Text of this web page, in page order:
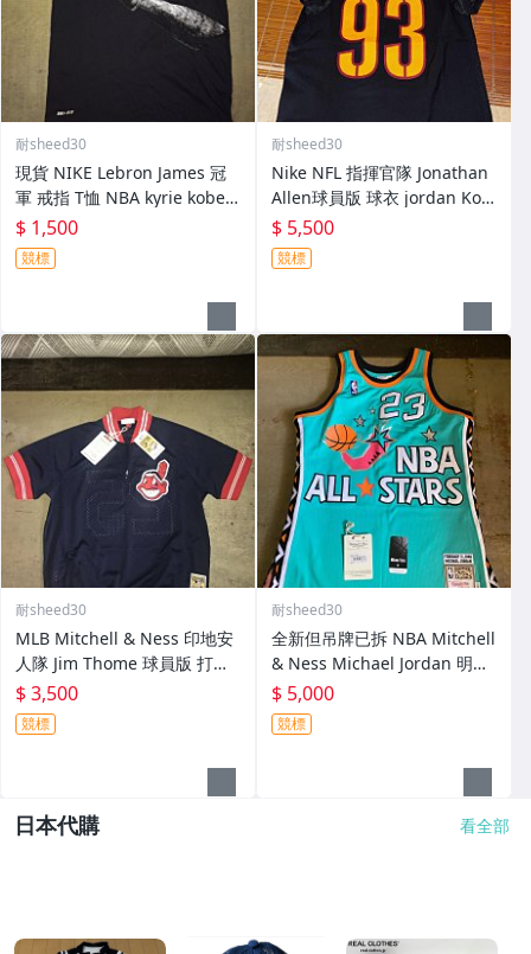
耐sheed30
現貨 NIKE Lebron James 冠
軍 戒指 T恤 NBA kyrie kobe
騎士 curry jordan
$ 1,500
競標
耐sheed30
Nike NFL 指揮官隊 Jonathan
Allen球員版 球衣 jordan Kob
e lebron curry BRADY 酋長
牛仔 愛國者 湖人
$ 5,500
競標
耐sheed30
MLB Mitchell & Ness 印地安
人隊 Jim Thome 球員版 打擊
練習衣 偉殷 judge 大谷 子偉 j
eter 洋基 紅襪 TROUT
$ 3,500
競標
耐sheed30
全新但吊牌已拆 NBA Mitchell
& Ness Michael Jordan 明星
賽 球員版球衣 Lebron Curry
WAde kobe kd
$ 5,000
競標
日本代購 看全部